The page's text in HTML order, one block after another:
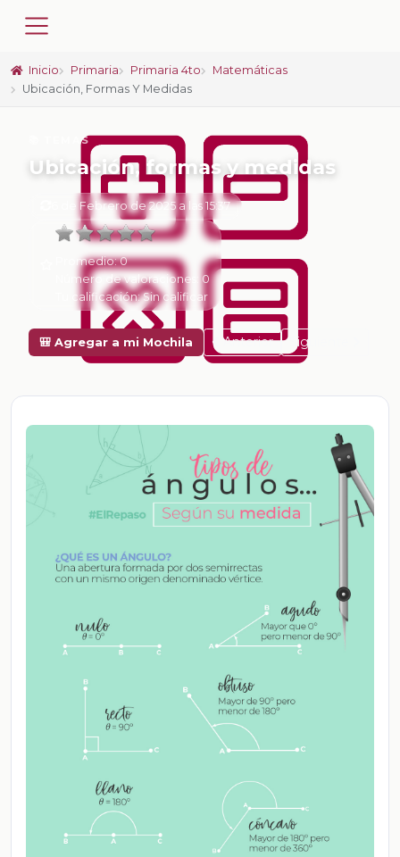
Inicio Primaria Primaria 4to
Matemáticas
Ubicación, Formas Y Medidas
📚 TEMAS
Ubicación, formas y medidas
6 de Febrero de 2025 a las 15:37
Promedio:0
Número de valoraciones: 0
Tu calificación:Sin calificar
🎒 Agregar a mi Mochila Anterior Siguiente